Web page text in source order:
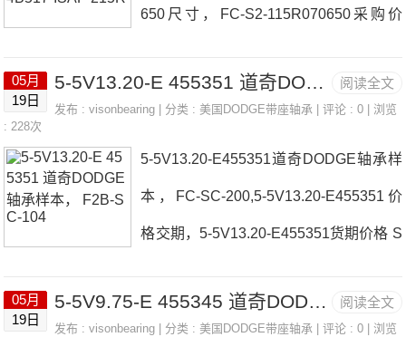
650尺寸，FC-S2-115R070650采购价
2-115R070650厂家EX2-15/16F4B-SXV-
价格F4B-SCM-115-HTP2B-GTMAH-40
M日本EASE轴承FC-S2-115R070650参
数FC-S2-115R070650价格,FC-S2-115R
R070650，SL182211-A-XL-C3#N NJ2
阅读全文
05月
19日
5-5V13.20-E 455351 道奇DODGE轴承样本， F2B-SC-104
发布 :visonbearing | 分类 :美国DODGE带座轴承 | 评论 : 0 | 浏览
: 228次
5-5V13.20-E455351道奇DODGE轴承样
本，FC-SC-200,5-5V13.20-E455351价
格交期，5-5V13.20-E455351货期价格 S
E455351厂家F2B-SCED-203F4B-SC-5
阅读全文
05月
19日
5-5V9.75-E 455345 道奇DODGE轴承转换， P4B-SD-215E
发布 :visonbearing | 分类 :美国DODGE带座轴承 | 评论 : 0 | 浏览